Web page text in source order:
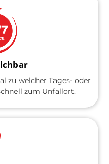
zu welcher Tages- oder
zum Unfallort.